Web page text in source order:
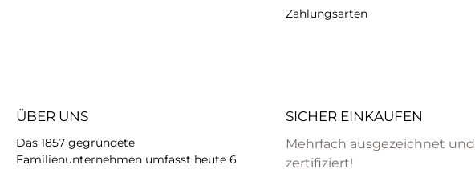
Zahlungsarten
ÜBER UNS
Das 1857 gegründete
Familienunternehmen umfasst heute 6
SICHER EINKAUFEN
Mehrfach ausgezeichnet und
zertifiziert!